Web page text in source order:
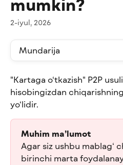
mumkin?
2-iyul, 2026
Mundarija
"Kartaga o‘tkazish" P2P
hisobingizdan
yo‘lidir.
Muhim ma’lumot
Agar siz ushbu mablag‘
birinchi marta